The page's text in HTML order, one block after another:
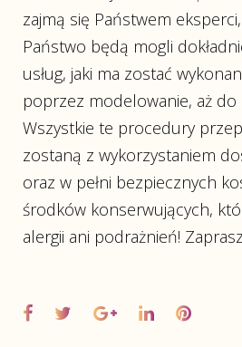
zajmą się Państwem
Państwo będą mogli
usług, jaki ma zostać
poprzez modelowanie, aż do
Wszystkie te procedury
zostaną z wykorzystaniem
oraz w pełni bezpiecznych
środków konserwujących,
alergii ani podrażnień!
Facebook
TwitterGoogle+LinkedIn